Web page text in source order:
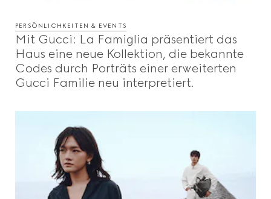
PERSÖNLICHKEITEN & EVENTS
Mit Gucci: La Famiglia präsentiert das
Haus eine neue Kollektion, die bekannte
Codes durch Porträts einer erweiterten
Gucci Familie neu interpretiert.